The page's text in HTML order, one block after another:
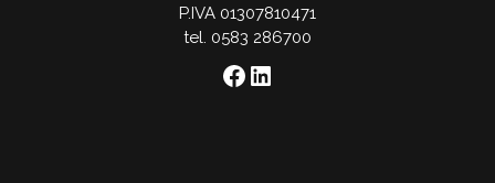
P.IVA 01307810471
tel. 0583 286700
Facebook
LinkedIn